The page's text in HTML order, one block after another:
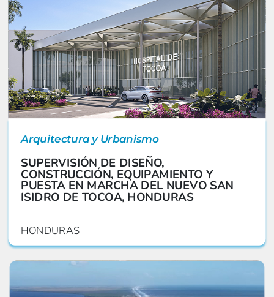
Arquitectura y Urbanismo
SUPERVISIÓN DE DISEÑO,
CONSTRUCCIÓN, EQUIPAMIENTO Y
PUESTA EN MARCHA DEL NUEVO SAN
ISIDRO DE TOCOA, HONDURAS
HONDURAS